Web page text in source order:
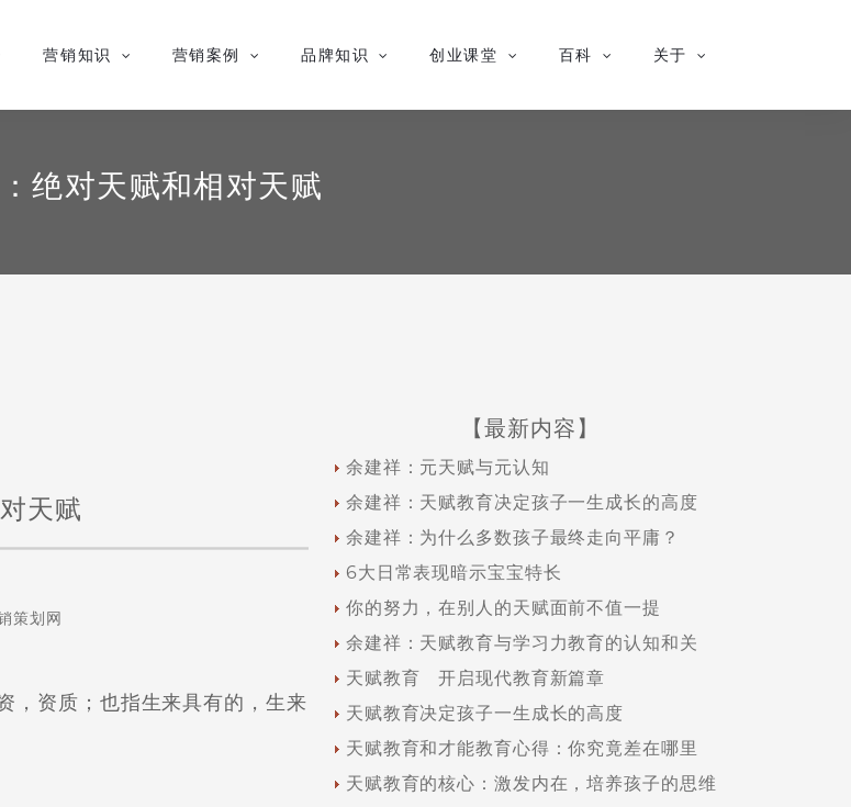
营销知识 营销案例 品牌知识 创业课堂 百科 关于
绝对天赋和相对天赋
天赋
策划网
资质；也指生来具有的，生来
【最新内容】
余建祥：元天赋与元认知
余建祥：天赋教育决定孩子一生成长的高度
余建祥：为什么多数孩子最终走向平庸？
6大日常表现暗示宝宝特长
你的努力，在别人的天赋面前不值一提
余建祥：天赋教育与学习力教育的认知和关
天赋教育 开启现代教育新篇章
天赋教育决定孩子一生成长的高度
天赋教育和才能教育心得：你究竟差在哪里
天赋教育的核心：激发内在，培养孩子的思维